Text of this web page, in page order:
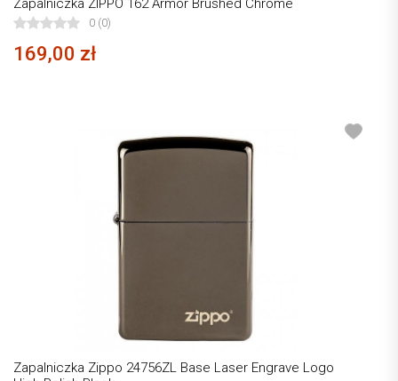
Zapalniczka ZIPPO 162 Armor Brushed Chrome
0 (0)
169,00 zł
Zapalniczka Zippo 24756ZL Base Laser Engrave Logo